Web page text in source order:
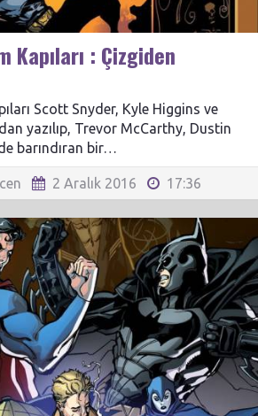
Kapıları : Çizgiden
Scott Snyder, Kyle Higgins ve
yazılıp, Trevor McCarthy, Dustin
barındıran bir…
2 Aralık 2016 17:36